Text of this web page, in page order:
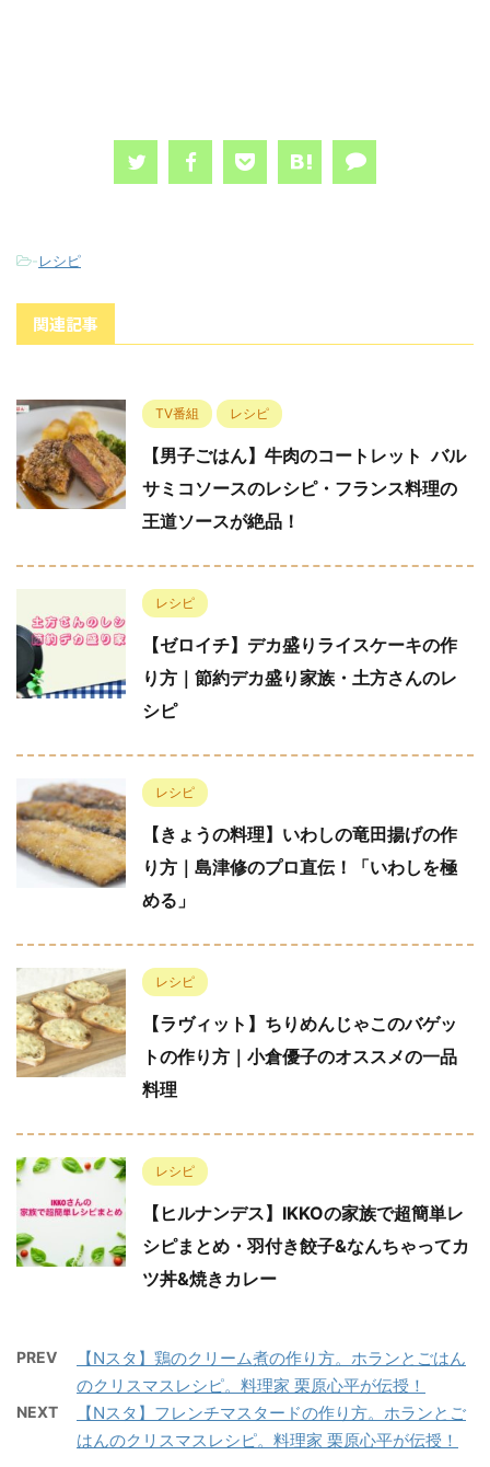
-レシピ
関連記事
TV番組 レシピ
【男子ごはん】牛肉のコートレット バル
サミコソースのレシピ・フランス料理の
王道ソースが絶品！
レシピ
【ゼロイチ】デカ盛りライスケーキの作
り方｜節約デカ盛り家族・土方さんのレ
シピ
レシピ
【きょうの料理】いわしの竜田揚げの作
り方｜島津修のプロ直伝！「いわしを極
める」
レシピ
【ラヴィット】ちりめんじゃこのバゲッ
トの作り方｜小倉優子のオススメの一品
料理
レシピ
【ヒルナンデス】IKKOの家族で超簡単レ
シピまとめ・羽付き餃子&なんちゃってカ
ツ丼&焼きカレー
PREV
【Nスタ】鶏のクリーム煮の作り方。ホランとごはん
のクリスマスレシピ。料理家 栗原心平が伝授！
NEXT
【Nスタ】フレンチマスタードの作り方。ホランとご
はんのクリスマスレシピ。料理家 栗原心平が伝授！